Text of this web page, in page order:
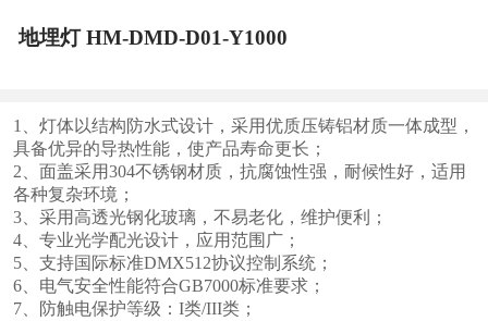
地埋灯 HM-DMD-D01-Y1000
1
、灯体以结构防水式设计，采用优质压铸铝材质一体成型，
具备优异的导热性能，使产品寿命更长；
2 、面盖采用304不锈钢材质，抗腐蚀性强，耐候性好，适用
各种复杂环境；
3、采用高透光钢化玻璃，不易老化，维护便利；
4、专业光学配光设计，应用范围广；
5、支持国际标准DMX512协议控制系统；
6、电气安全性能符合GB7000标准要求；
7、防触电保护等级： I类/III类；